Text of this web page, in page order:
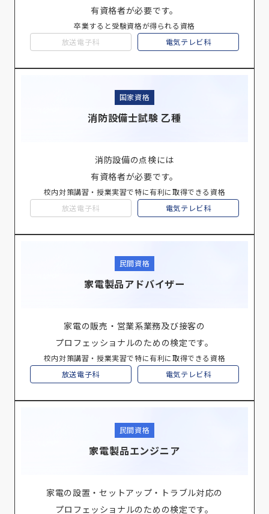
有資格者が必要です。
卒業すると受験資格が得られる資格
放送電子科 電気テレビ科
国家資格
消防設備士試験 乙種
消防設備の点検には
有資格者が必要です。
校内対策講習・授業実習で特に有利に取得できる資格
放送電子科 電気テレビ科
民間資格
家電製品アドバイザー
家電の販売・営業系業務及び接客の
プロフェッショナルのための検定です。
校内対策講習・授業実習で特に有利に取得できる資格
放送電子科 電気テレビ科
民間資格
家電製品エンジニア
家電の設置・セットアップ・トラブル対応の
プロフェッショナルのための検定です。